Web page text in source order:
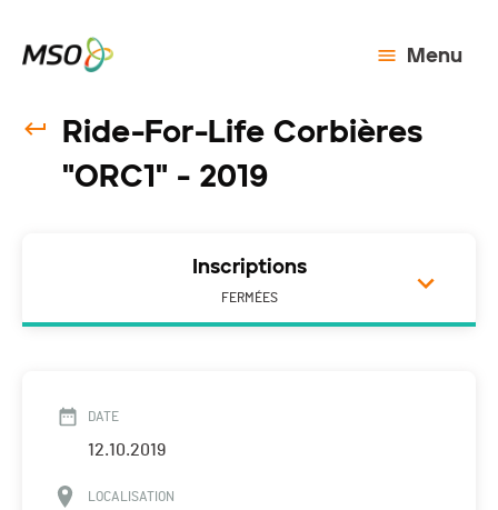
Menu
Ride-For-Life Corbières
"ORC1" - 2019
Inscriptions
FERMÉES
DATE
12.10.2019
LOCALISATION